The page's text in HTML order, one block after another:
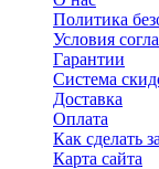
Политика
Условия
Гарантии
Система
Доставка
Оплата
Как сделать
Карта сайта